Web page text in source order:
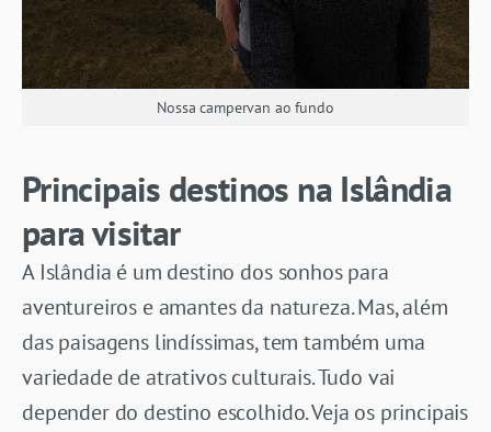
Nossa campervan ao fundo
Principais destinos na Islândia
para visitar
A Islândia é um destino dos sonhos para
aventureiros e amantes da natureza. Mas, além
das paisagens lindíssimas, tem também uma
variedade de atrativos culturais. Tudo vai
depender do destino escolhido. Veja os principais